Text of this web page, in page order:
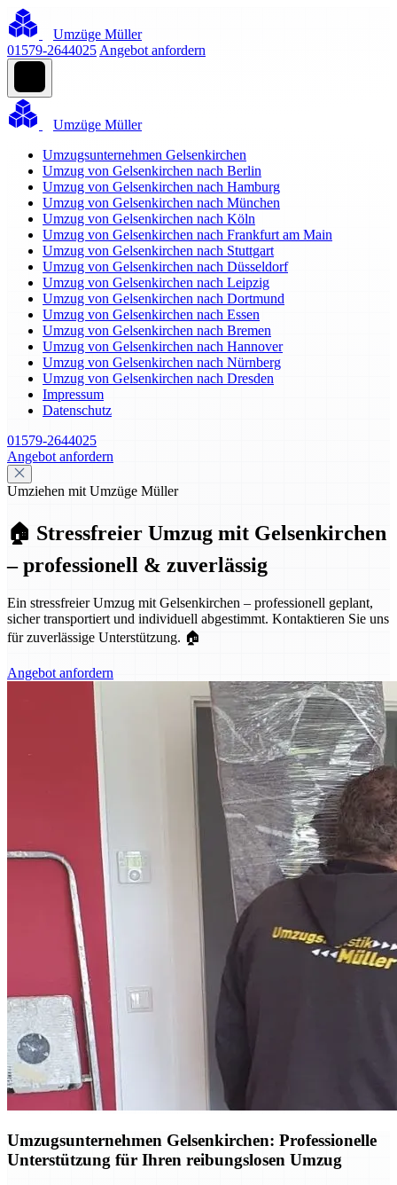
Umzüge Müller
01579-2644025 Angebot anfordern
Umzüge Müller
Umzugsunternehmen Gelsenkirchen
Umzug von Gelsenkirchen nach Berlin
Umzug von Gelsenkirchen nach Hamburg
Umzug von Gelsenkirchen nach München
Umzug von Gelsenkirchen nach Köln
Umzug von Gelsenkirchen nach Frankfurt am Main
Umzug von Gelsenkirchen nach Stuttgart
Umzug von Gelsenkirchen nach Düsseldorf
Umzug von Gelsenkirchen nach Leipzig
Umzug von Gelsenkirchen nach Dortmund
Umzug von Gelsenkirchen nach Essen
Umzug von Gelsenkirchen nach Bremen
Umzug von Gelsenkirchen nach Hannover
Umzug von Gelsenkirchen nach Nürnberg
Umzug von Gelsenkirchen nach Dresden
Impressum
Datenschutz
01579-2644025
Angebot anfordern
Umziehen mit Umzüge Müller
🏠 Stressfreier Umzug mit Gelsenkirchen
– professionell & zuverlässig
Ein stressfreier Umzug mit Gelsenkirchen – professionell geplant,
sicher transportiert und individuell abgestimmt. Kontaktieren Sie uns
für zuverlässige Unterstützung. 🏠
Angebot anfordern
Umzugsunternehmen Gelsenkirchen: Professionelle
Unterstützung für Ihren reibungslosen Umzug